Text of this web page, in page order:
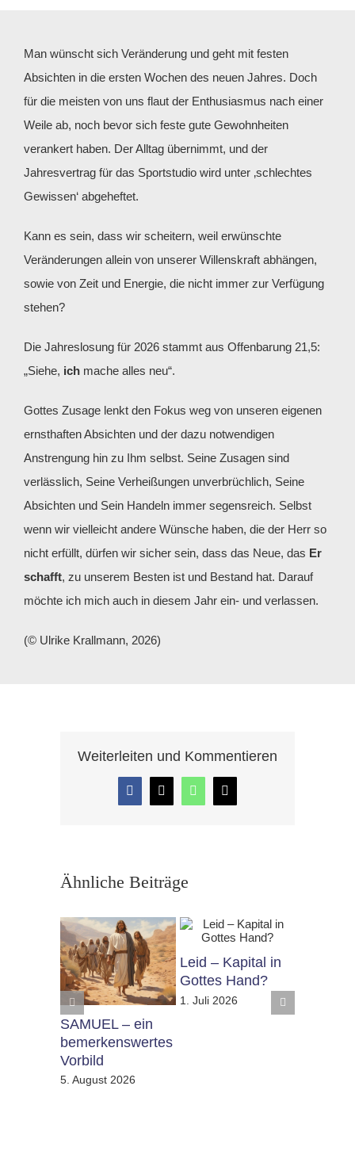
Man wünscht sich Veränderung und geht mit festen
Absichten in die ersten Wochen des neuen Jahres. Doch
für die meisten von uns flaut der Enthusiasmus nach einer
Weile ab, noch bevor sich feste gute Gewohnheiten
verankert haben. Der Alltag übernimmt, und der
Jahresvertrag für das Sportstudio wird unter ‚schlechtes
Gewissen‘ abgeheftet.
Kann es sein, dass wir scheitern, weil erwünschte
Veränderungen allein von unserer Willenskraft abhängen,
sowie von Zeit und Energie, die nicht immer zur Verfügung
stehen?
Die Jahreslosung für 2026 stammt aus Offenbarung 21,5:
„Siehe, ichmache alles neu“.
Gottes Zusage lenkt den Fokus weg von unseren eigenen
ernsthaften Absichten und der dazu notwendigen
Anstrengung hin zu Ihm selbst. Seine Zusagen sind
verlässlich, Seine Verheißungen unverbrüchlich, Seine
Absichten und Sein Handeln immer segensreich. Selbst
wenn wir vielleicht andere Wünsche haben, die der Herr so
nicht erfüllt, dürfen wir sicher sein, dass das Neue, das Er
schafft, zu unserem Besten ist und Bestand hat. Darauf
möchte ich mich auch in diesem Jahr ein- und verlassen.
(© Ulrike Krallmann, 2026)
Weiterleiten und Kommentieren
Facebook
X WhatsApp
E-
Mail
Ähnliche Beiträge
SAMUEL – ein
bemerkenswertes
Vorbild
5. August 2026
Leid – Kapital in
Gottes Hand?
1. Juli 2026